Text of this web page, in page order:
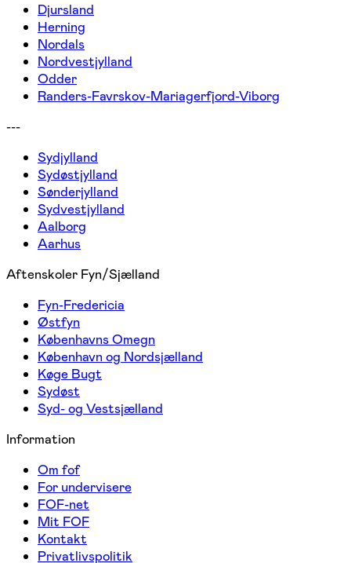
Djursland
Herning
Nordals
Nordvestjylland
Odder
Randers-Favrskov-Mariagerfjord-Viborg
---
Sydjylland
Sydøstjylland
Sønderjylland
Sydvestjylland
Aalborg
Aarhus
Aftenskoler Fyn/Sjælland
Fyn-Fredericia
Østfyn
Københavns Omegn
København og Nordsjælland
Køge Bugt
Sydøst
Syd- og Vestsjælland
Information
Om fof
For undervisere
FOF-net
Mit FOF
Kontakt
Privatlivspolitik